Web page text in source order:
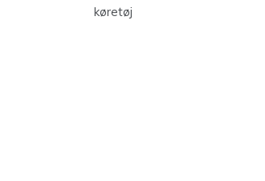
køretøj